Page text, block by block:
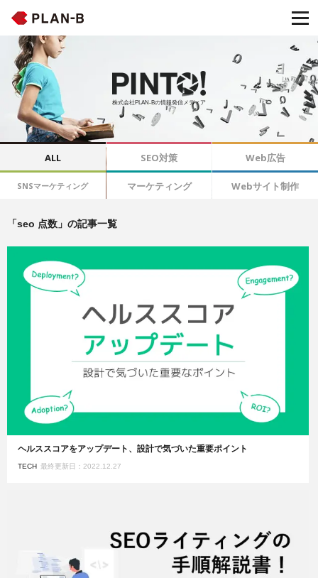
株式会社PLAN-Bの情報発信メディア
ALL SEO対策 Web広告
SNSマーケティング マーケティング Webサイト制作
「seo 点数」の記事一覧
ヘルススコアをアップデート、設計で気づいた重要ポイント
TECH 最終更新日：2022.12.27